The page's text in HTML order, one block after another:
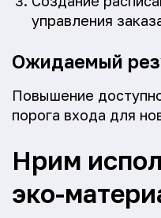
управления
Ожидаемый
Повышение
порога входа для
Hрим
эко-